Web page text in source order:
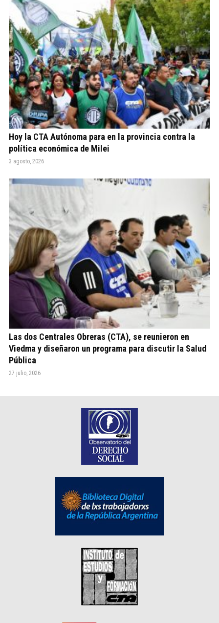
Hoy la CTA Autónoma para en la provincia contra la
política económica de Milei
3 agosto, 2026
Las dos Centrales Obreras (CTA), se reunieron en
Viedma y diseñaron un programa para discutir la Salud
Pública
27 julio, 2026